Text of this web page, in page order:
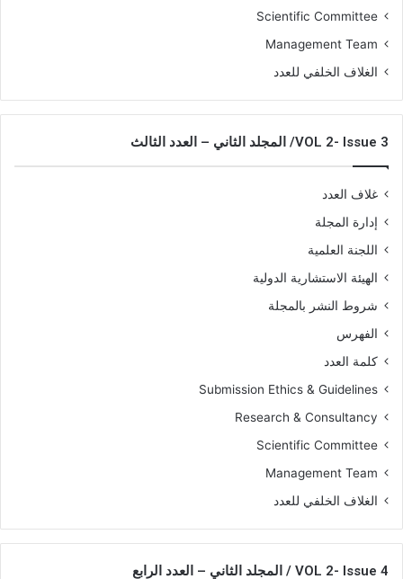
Scientific Committee
Management Team
الغلاف الخلفي للعدد
VOL 2- Issue 3/ المجلد الثاني – العدد الثالث
غلاف العدد
إدارة المجلة
اللجنة العلمية
الهيئة الاستشارية الدولية
شروط النشر بالمجلة
الفهرس
كلمة العدد
Submission Ethics & Guidelines
Research & Consultancy
Scientific Committee
Management Team
الغلاف الخلفي للعدد
VOL 2- Issue 4 / المجلد الثاني – العدد الرابع